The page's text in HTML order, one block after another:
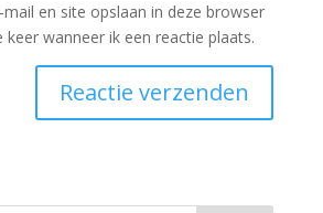
en site opslaan in deze browser
wanneer ik een reactie plaats.